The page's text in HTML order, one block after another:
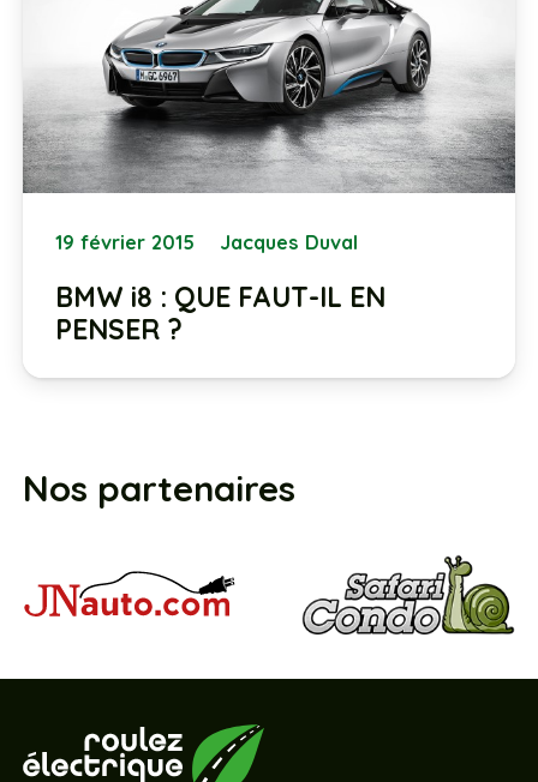
19 février 2015 Jacques Duval
BMW i8 : QUE FAUT-IL EN
PENSER ?
Nos partenaires